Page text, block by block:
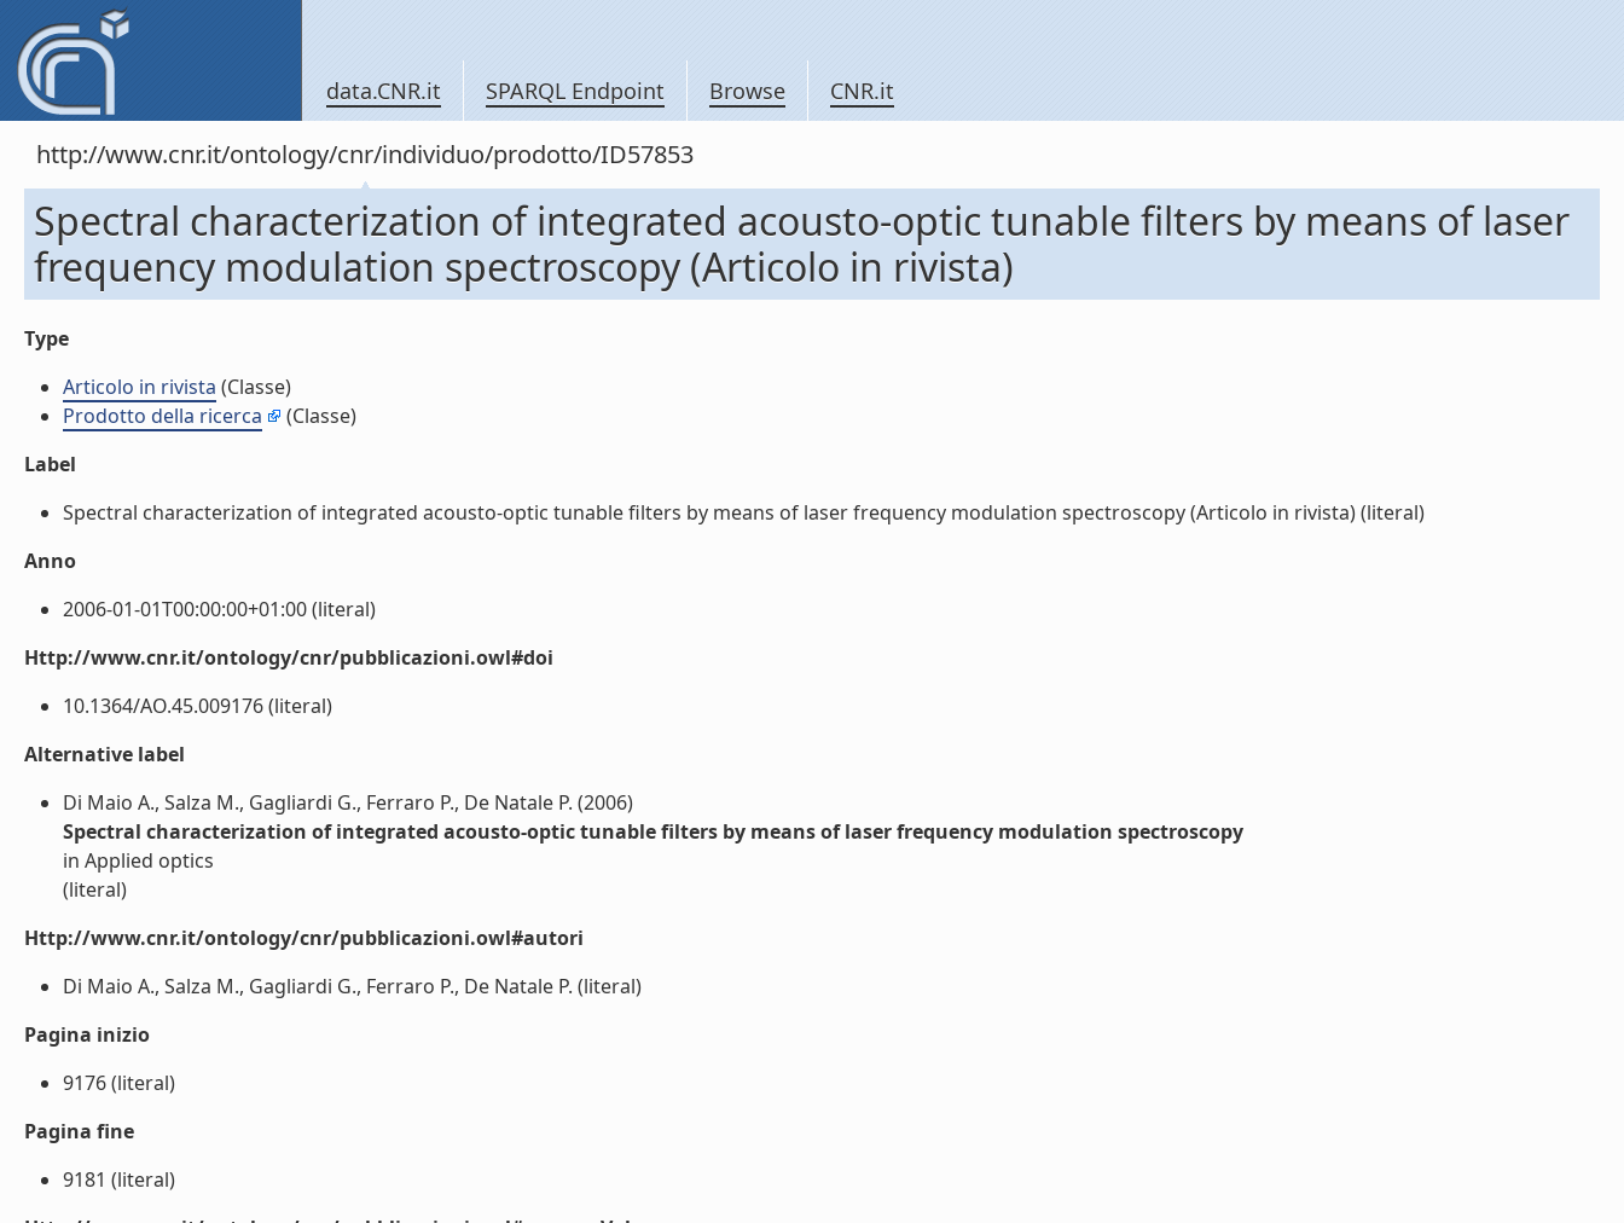
data.CNR.it SPARQL Endpoint Browse CNR.it
http://www.cnr.it/ontology/cnr/individuo/prodotto/ID57853
Spectral characterization of integrated acousto-optic tunable filters by means of laser
frequency modulation spectroscopy (Articolo in rivista)
Type
Articolo in rivista (Classe)
Prodotto della ricerca
(Classe)
Label
Spectral characterization of integrated acousto-optic tunable filters by means of laser frequency modulation spectroscopy (Articolo in rivista) (literal)
Anno
2006-01-01T00:00:00+01:00 (literal)
Http://www.cnr.it/ontology/cnr/pubblicazioni.owl#doi
10.1364/AO.45.009176 (literal)
Alternative label
Di Maio A., Salza M., Gagliardi G., Ferraro P., De Natale P. (2006)
Spectral characterization of integrated acousto-optic tunable filters by means of laser frequency modulation spectroscopy
in Applied optics
(literal)
Http://www.cnr.it/ontology/cnr/pubblicazioni.owl#autori
Di Maio A., Salza M., Gagliardi G., Ferraro P., De Natale P. (literal)
Pagina inizio
9176 (literal)
Pagina fine
9181 (literal)